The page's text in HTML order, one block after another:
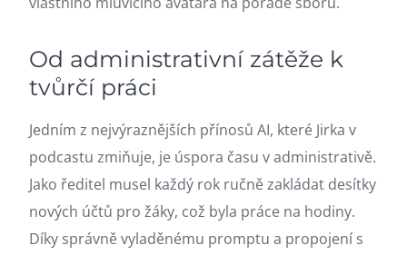
Od administrativní zátěže k
tvůrčí práci
Jedním z nejvýraznějších přínosů AI, které Jirka v
podcastu zmiňuje, je úspora času v administrativě.
Jako ředitel musel každý rok ručně zakládat desítky
nových účtů pro žáky, což byla práce na hodiny.
Díky správně vyladěnému promptu a propojení s